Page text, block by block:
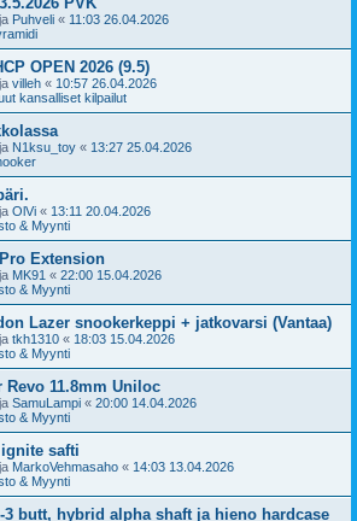
Puhveli « 11:03 26.04.2026
OPEN 2026 (9.5)
villeh « 10:57 26.04.2026
kansalliset kilpailut
N1ksu_toy « 13:27 25.04.2026
OlVi « 13:11 20.04.2026
& Myynti
Extension
MK91 « 22:00 15.04.2026
& Myynti
Lazer snookerkeppi + jatkovarsi (Vantaa)
tkh1310 « 18:03 15.04.2026
& Myynti
Revo 11.8mm Uniloc
SamuLampi « 20:00 14.04.2026
& Myynti
safti
MarkoVehmasaho « 14:03 13.04.2026
& Myynti
3 butt, hybrid alpha shaft ja hieno hardcase